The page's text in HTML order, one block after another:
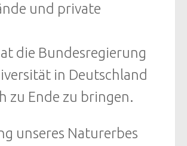
und private
die Bundesregierung
in Deutschland
zu Ende zu bringen.
unseres Naturerbes